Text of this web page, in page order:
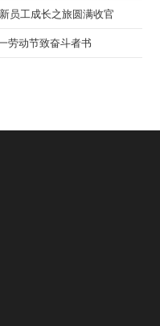
员工成长之旅圆满收官
劳动节致奋斗者书